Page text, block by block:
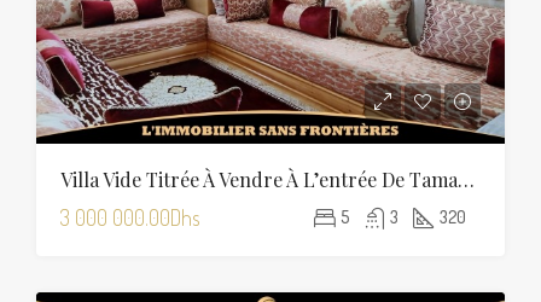
Villa Vide Titrée À Vendre À L’entrée De Tamansourt – 320 M² De Terrain – 4 Façades
3 000 000.00Dhs 5 3 320